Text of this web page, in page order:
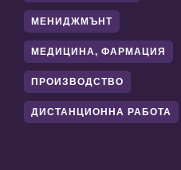
МЕНИДЖМЪНТ
МЕДИЦИНА, ФАРМАЦИЯ
ПРОИЗВОДСТВО
ДИСТАНЦИОННА РАБОТА